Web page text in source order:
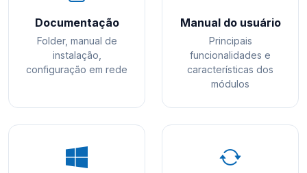
Documentação
Folder, manual de
instalação,
configuração em rede
Manual do usuário
Principais
funcionalidades e
características dos
módulos